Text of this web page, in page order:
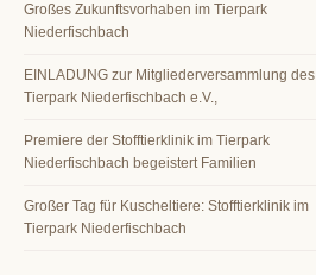
Großes Zukunftsvorhaben im Tierpark
Niederfischbach
EINLADUNG zur Mitgliederversammlung des
Tierpark Niederfischbach e.V.,
Premiere der Stofftierklinik im Tierpark
Niederfischbach begeistert Familien
Großer Tag für Kuscheltiere: Stofftierklinik im
Tierpark Niederfischbach